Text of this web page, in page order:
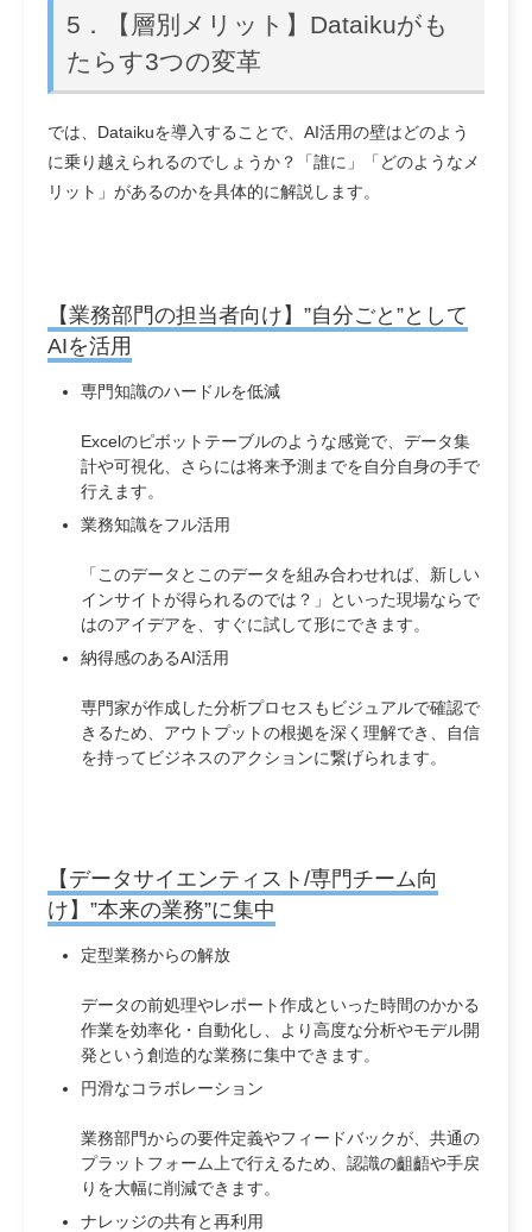
5．【層別メリット】Dataikuがも
たらす3つの変革
では、Dataikuを導入することで、AI活用の壁はどのよう
に乗り越えられるのでしょうか？「誰に」「どのようなメ
リット」があるのかを具体的に解説します。
【業務部門の担当者向け】”自分ごと”として
AIを活用
専門知識のハードルを低減
Excelのピボットテーブルのような感覚で、データ集
計や可視化、さらには将来予測までを自分自身の手で
行えます。
業務知識をフル活用
「このデータとこのデータを組み合わせれば、新しい
インサイトが得られるのでは？」といった現場ならで
はのアイデアを、すぐに試して形にできます。
納得感のあるAI活用
専門家が作成した分析プロセスもビジュアルで確認で
きるため、アウトプットの根拠を深く理解でき、自信
を持ってビジネスのアクションに繋げられます。
【データサイエンティスト/専門チーム向
け】”本来の業務”に集中
定型業務からの解放
データの前処理やレポート作成といった時間のかかる
作業を効率化・自動化し、より高度な分析やモデル開
発という創造的な業務に集中できます。
円滑なコラボレーション
業務部門からの要件定義やフィードバックが、共通の
プラットフォーム上で行えるため、認識の齟齬や手戻
りを大幅に削減できます。
ナレッジの共有と再利用